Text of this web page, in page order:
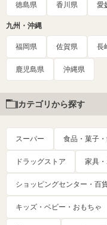
徳島県 香川県 愛
九州・沖縄
福岡県 佐賀県 長
鹿児島県 沖縄県
カテゴリから探す
スーパー 食品・菓子
ドラッグストア 家具
ショッピングセンター・百
キッズ・ベビー・おもちゃ